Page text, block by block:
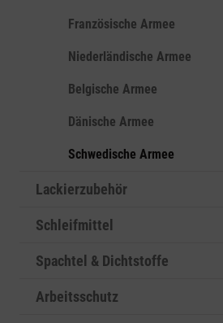
Französische Armee
Niederländische Armee
Belgische Armee
Dänische Armee
Schwedische Armee
Lackierzubehör
Schleifmittel
Spachtel & Dichtstoffe
Arbeitsschutz